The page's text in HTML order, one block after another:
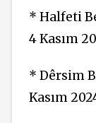
* Halfeti
4 Kasım
* Dêrsim
Kasım